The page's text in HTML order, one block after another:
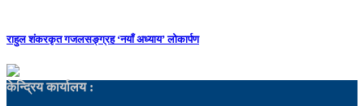
राहुल शंकरकृत गजलसङ्ग्रह ‘नयाँ अध्याय’ लोकार्पण
केन्द्रिय कार्यालय :